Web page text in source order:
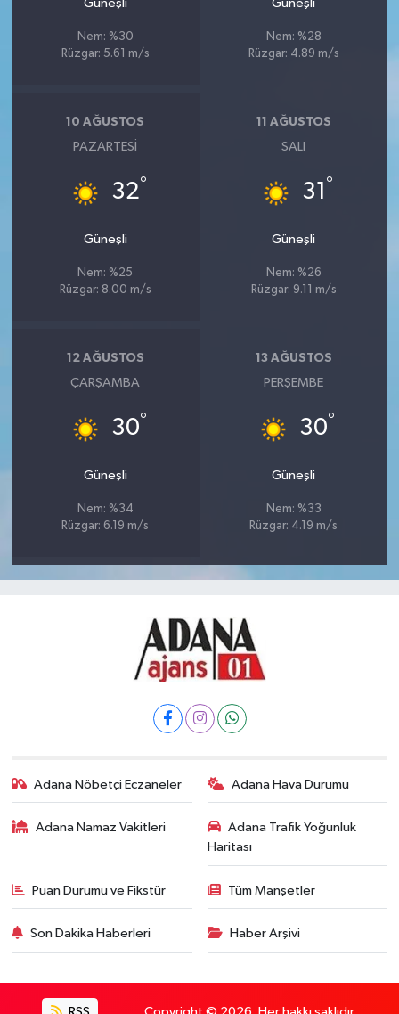
Güneşli
Nem: %30
Rüzgar: 5.61 m/s
Güneşli
Nem: %28
Rüzgar: 4.89 m/s
10 AĞUSTOS
PAZARTESI
32°
Güneşli
Nem: %25
Rüzgar: 8.00 m/s
11 AĞUSTOS
SALI
31 °
Güneşli
Nem: %26
Rüzgar: 9.11 m/s
12 AĞUSTOS
ÇARŞAMBA
30°
Güneşli
Nem: %34
Rüzgar: 6.19 m/s
13 AĞUSTOS
PERŞEMBE
30°
Güneşli
Nem: %33
Rüzgar: 4.19 m/s
Adana Nöbetçi Eczaneler Adana Hava Durumu
Adana Namaz Vakitleri
Adana Trafik Yoğunluk
Haritası
Puan Durumu ve Fikstür Tüm Manşetler
Son Dakika Haberleri Haber Arşivi